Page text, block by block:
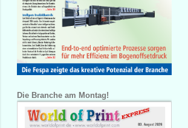
Die Branche am Montag!